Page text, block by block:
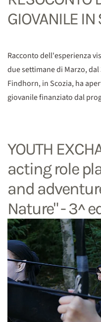
GIOVANILE IN
Racconto dell'esperienza
due settimane di Marzo,
Findhorn, in Scozia, ha
giovanile finanziato dal
YOUTH
acting role
and
Nature" - 3^